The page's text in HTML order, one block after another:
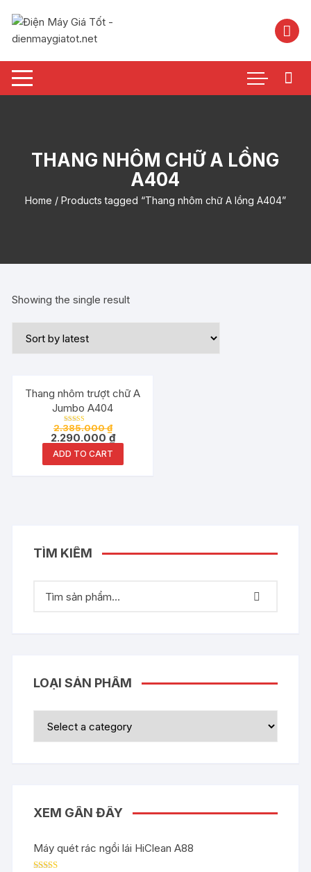
nội
THANG NHÔM CHỮ A LỒNG
A404
Home / Products tagged “Thang nhôm chữ A lồng A404”
Showing the single result
Đang ưu đãi!
Thang nhôm trượt chữ A
Jumbo A404
Rated
5.00
out of 5
2.385.000₫
2.290.000₫
ADD TO CART
TÌM KIẾM
LOẠI SẢN PHẨM
XEM GẦN ĐÂY
Máy quét rác ngồi lái HiClean A88